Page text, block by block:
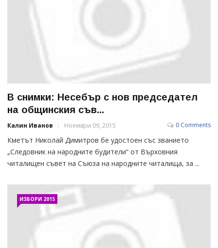
В снимки: Несебър с нов председател
на общинския съв...
Калин Иванов Ноември 09, 2015 0 Comments
Кметът Николай Димитров бе удостоен със званието
„Следовник на народните будители“ от Върховния
читалищен съвет на Съюза на народните читалища, за ...
ИЗБОРИ 2015